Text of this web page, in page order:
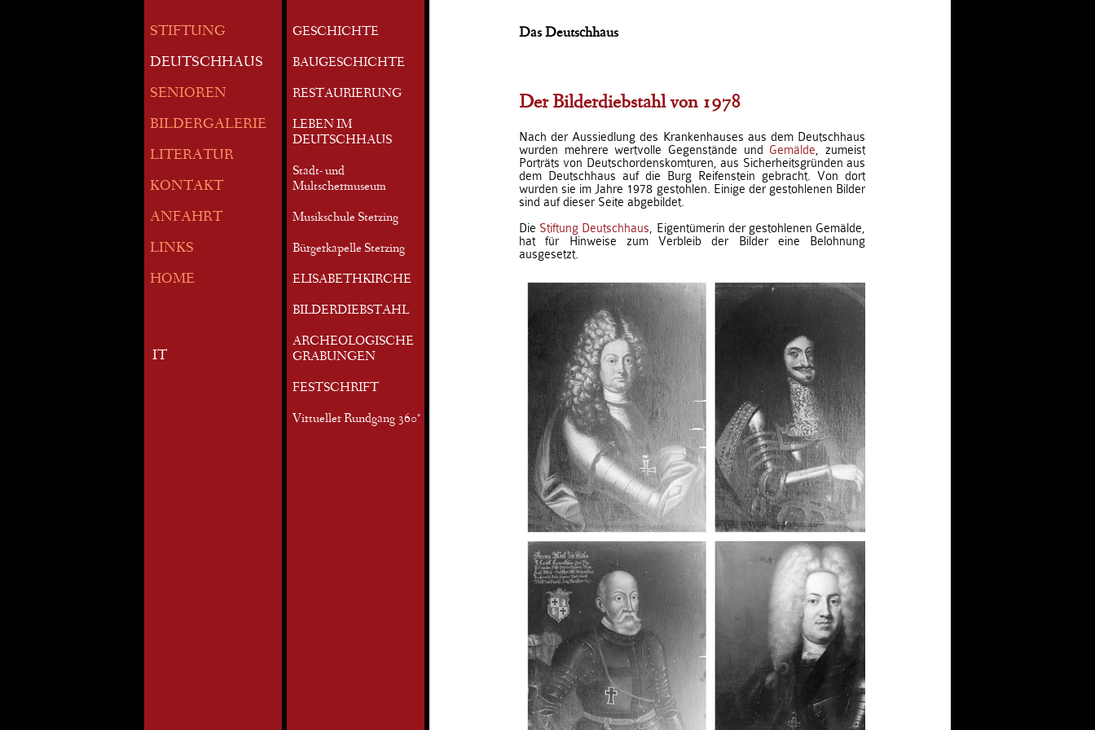
STIFTUNG
DEUTSCHHAUS
SENIOREN
BILDERGALERIE
LITERATUR
KONTAKT
ANFAHRT
LINKS
HOME
IT
GESCHICHTE
BAUGESCHICHTE
RESTAURIERUNG
LEBEN IM
DEUTSCHHAUS
Stadt- und
Multschermuseum
Musikschule Sterzing
Bürgerkapelle Sterzing
ELISABETHKIRCHE
BILDERDIEBSTAHL
ARCHEOLOGISCHE
GRABUNGEN
FESTSCHRIFT
Virtueller Rundgang 360°
Das Deutschhaus
Der Bilderdiebstahl von 1978
Nach der Aussiedlung des Krankenhauses aus dem Deutschhaus
wurden mehrere wertvolle Gegenstände und Gemälde, zumeist
Porträts von Deutschordenskomturen, aus Sicherheitsgründen aus
dem Deutschhaus auf die Burg Reifenstein gebracht. Von dort
wurden sie im Jahre 1978 gestohlen. Einige der gestohlenen Bilder
sind auf dieser Seite abgebildet.
Die Stiftung Deutschhaus, Eigentümerin der gestohlenen Gemälde,
hat für Hinweise zum Verbleib der Bilder eine Belohnung
ausgesetzt.